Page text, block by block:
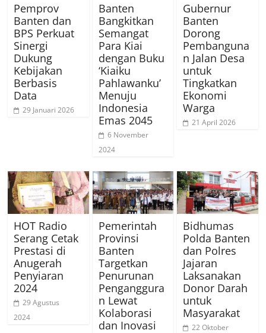
Pemprov
Banten dan
BPS Perkuat
Sinergi
Dukung
Kebijakan
Berbasis
Data
29 Januari 2026
Banten
Bangkitkan
Semangat
Para Kiai
dengan Buku
‘Kiaiku
Pahlawanku’
Menuju
Indonesia
Emas 2045
6 November
2024
Gubernur
Banten
Dorong
Pembanguna
n Jalan Desa
untuk
Tingkatkan
Ekonomi
Warga
21 April 2026
HOT Radio
Serang Cetak
Prestasi di
Anugerah
Penyiaran
2024
29 Agustus
2024
Pemerintah
Provinsi
Banten
Targetkan
Penurunan
Penganggura
n Lewat
Kolaborasi
dan Inovasi
Bidhumas
Polda Banten
dan Polres
Jajaran
Laksanakan
Donor Darah
untuk
Masyarakat
22 Oktober